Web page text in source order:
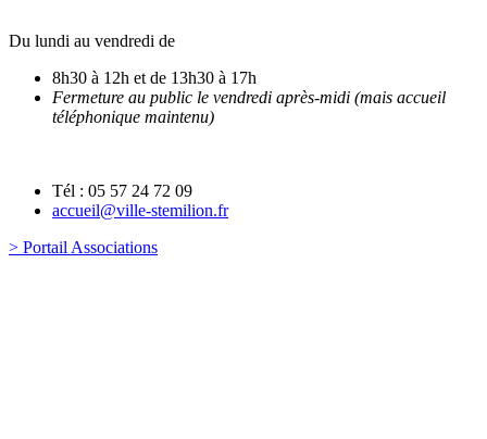
Du lundi au vendredi de
8h30 à 12h et de 13h30 à 17h
Fermeture au public le vendredi après-midi (mais accueil
téléphonique maintenu)
Tél : 05 57 24 72 09
accueil@ville-stemilion.fr
> Portail Associations